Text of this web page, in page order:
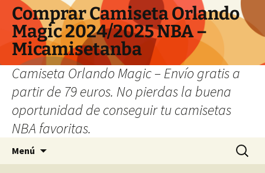
Comprar Camiseta Orlando
Magic 2024/2025 NBA –
Micamisetanba
Camiseta Orlando Magic – Envío gratis a
partir de 79 euros. No pierdas la buena
oportunidad de conseguir tu camisetas
NBA favoritas.
Menú Buscar: